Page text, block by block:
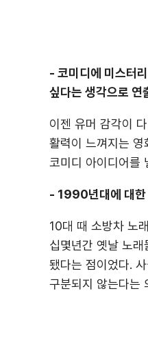
- 코미디에 미스터
싶다는 생각으로 연
이젠 유머 감각이
활력이 느껴지는 영
코미디 아이디어를
- 1990년대에 대한
10대 때 소방차 노
십몇년간 옛날 노
됐다는 점이었다.
구분되지 않는다는